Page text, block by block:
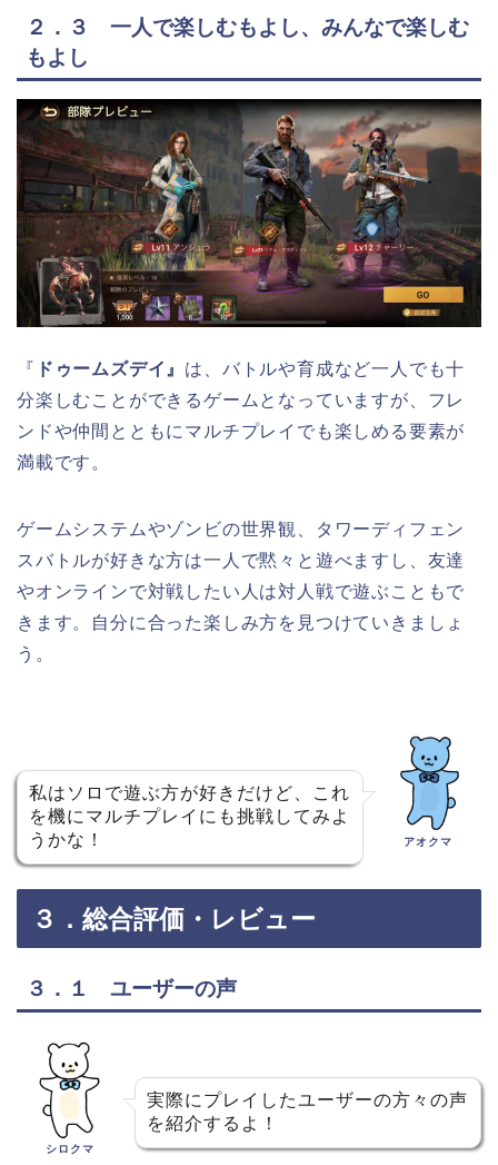
２．３ 一人で楽しむもよし、みんなで楽しむ
もよし
『 ドゥームズデイ 』 は、バトルや育成など一人でも十
分楽しむことができるゲームとなっていますが、フレ
ンドや仲間とともにマルチプレイでも楽しめる要素が
満載です。
ゲームシステムやゾンビの世界観、タワーディフェン
スバトルが好きな方は一人で黙々と遊べますし、友達
やオンラインで対戦したい人は対人戦で遊ぶこともで
きます。自分に合った楽しみ方を見つけていきましょ
う。
私はソロで遊ぶ方が好きだけど、これ
を機にマルチプレイにも挑戦してみよ
うかな！
アオクマ
３．総合評価・レビュー
３．１ ユーザーの声
シロクマ
実際にプレイしたユーザーの方々の声
を紹介するよ！